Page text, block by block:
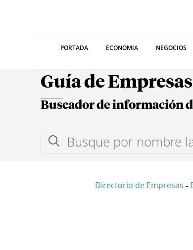
PORTADA ECONOMIA NEGOCIOS
Guía de
Buscador de información
Directorio de Empresas -